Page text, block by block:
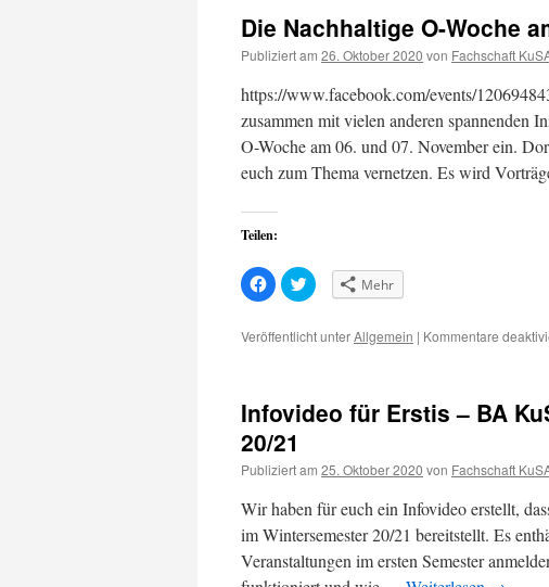
Die Nachhaltige O-Woche
Publiziert am 26. Oktober 2020 von Fachschaft
https://www.facebook.com/events/
zusammen mit vielen anderen spannenden
O-Woche am 06. und 07. November ein.
euch zum Thema vernetzen. Es wird
Teilen:
Klick,
um
zu
teilen
geöffnet)
Klick,
um
zu
teilen
geöffnet)
Mehr
Veröffentlicht unterAllgemein | Kommentare
Infovideo für Erstis – BA
20/21
Publiziert am 25. Oktober 2020 von Fachschaft
Wir haben für euch ein Infovideo erstellt,
im Wintersemester 20/21 bereitstellt. Es
Veranstaltungen im ersten Semester